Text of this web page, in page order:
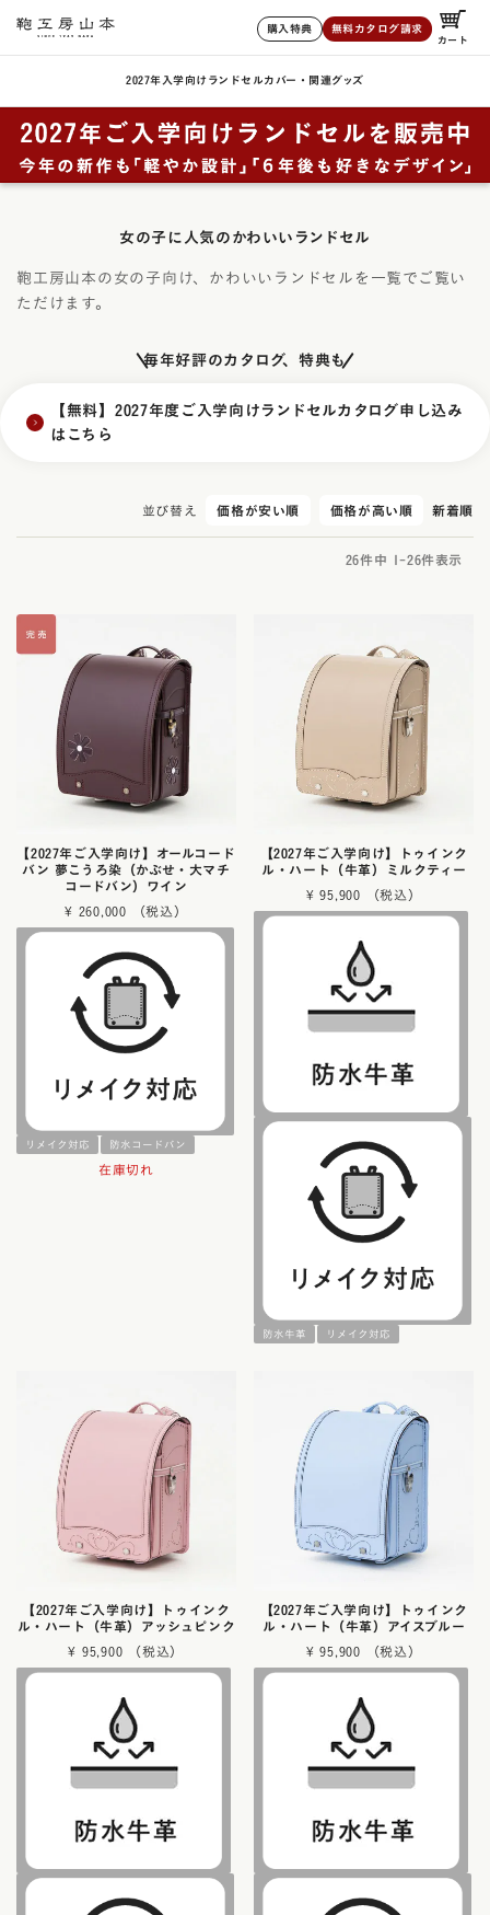
購入特典 無料カタログ請求
カート
2027年入学向けランドセル カバー・関連グッズ
女の子に人気のかわいいランドセル
鞄工房山本の女の子向け、かわいいランドセルを一覧でご覧い
ただけます。
毎年好評のカタログ、特典も
【無料】2027年度ご入学向けランドセルカタログ申し込み
はこちら
並び替え 価格が安い順 価格が高い順 新着順
26件中 1-26件表示
【2027年ご入学向け】オールコード
バン 夢こうろ染（かぶせ・大マチ
コードバン）ワイン
¥ 260,000
リメイク対応 防水コードバン
在庫切れ
【2027年ご入学向け】トゥインク
ル・ハート（牛革）ミルクティー
¥ 95,900
防水牛革 リメイク対応
【2027年ご入学向け】トゥインク
ル・ハート（牛革）アッシュピンク
¥ 95,900
【2027年ご入学向け】トゥインク
ル・ハート（牛革）アイスブルー
¥ 95,900